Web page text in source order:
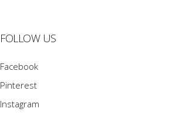
FOLLOW US
Facebook
Pinterest
Instagram